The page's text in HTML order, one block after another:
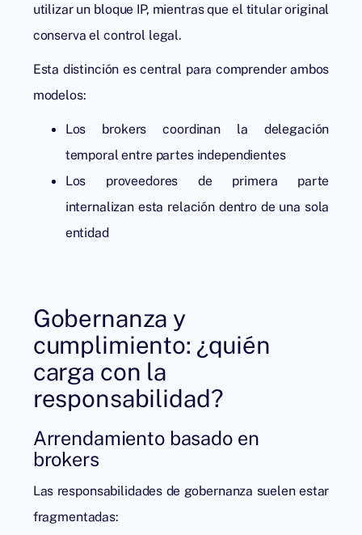
utilizar un bloque IP, mientras que el titular original
conserva el control legal.
Esta distinción es central para comprender ambos
modelos:
Los brokers coordinan la delegación
temporal entre partes independientes
Los proveedores de primera parte
internalizan esta relación dentro de una sola
entidad
Gobernanza y
cumplimiento: ¿quién
carga con la
responsabilidad?
Arrendamiento basado en
brokers
Las responsabilidades de gobernanza suelen estar
fragmentadas: